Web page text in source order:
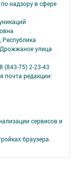
надзору в сфере
Республика
улица
(843-75) 2-23-43
почта редакции:
сервисов и
браузера.